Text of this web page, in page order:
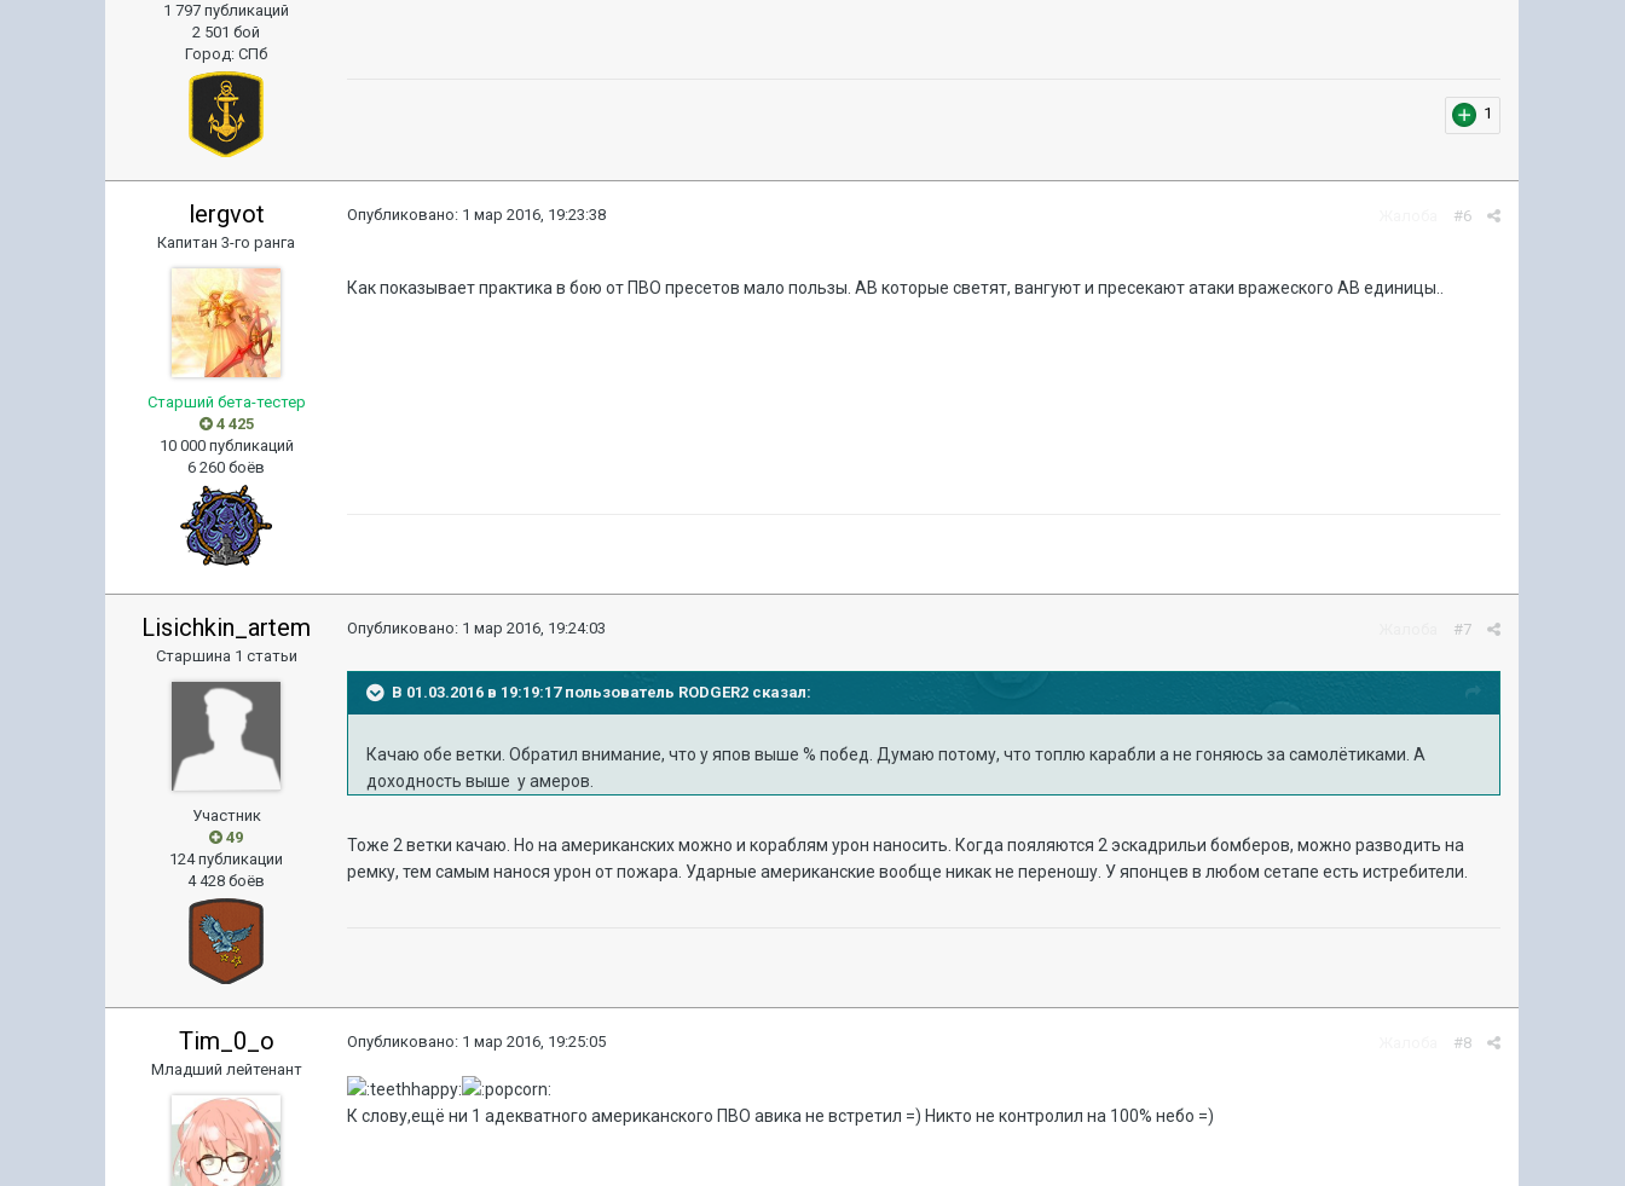
1 797 публикаций
2 501 бой
Город:СПб
1
lergvot
Капитан 3-го ранга
Старший бета-тестер
4 425
10 000 публикаций
6 260 боёв
#6
Опубликовано: 1 мар 2016, 19:23:38
Как показывает практика в бою от ПВО пресетов мало пользы. АВ которые светят, вангуют и пресекают атаки вражеского АВ единицы..
Lisichkin_artem
Старшина 1 статьи
Участник
49
124 публикации
4 428 боёв
#7
Опубликовано: 1 мар 2016, 19:24:03
В 01.03.2016 в 19:19:17 пользователь RODGER2 сказал:
Качаю обе ветки. Обратил внимание, что у япов выше % побед. Думаю потому, что топлю карабли а не гоняюсь за самолётиками. А
доходность выше у амеров.
Тоже 2 ветки качаю. Но на американских можно и кораблям урон наносить. Когда пояляются 2 эскадрильи бомберов, можно разводить на
ремку, тем самым нанося урон от пожара. Ударные американские вообще никак не переношу. У японцев в любом сетапе есть истребители.
Tim_0_o
Младший лейтенант
#8
Опубликовано: 1 мар 2016, 19:25:05
К слову,ещё ни 1 адекватного американского ПВО авика не встретил =) Никто не контролил на 100% небо =)